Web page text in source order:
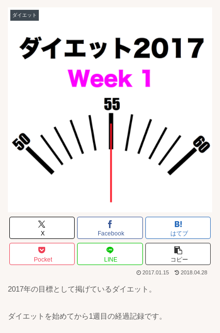
ダイエット
X Facebook はてブ
Pocket LINE コピー
2017.01.15 2018.04.28
2017年の目標として掲げているダイエット。
ダイエットを始めてから1週目の経過記録です。